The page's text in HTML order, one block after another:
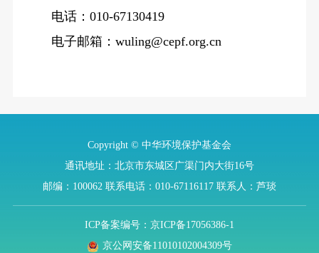
电话：010-67130419
电子邮箱：wuling@cepf.org.cn
Copyright © 中华环境保护基金会
通讯地址：北京市东城区广渠门内大街16号
邮编：100062 联系电话：010-67116117 联系人：芦琰
ICP备案编号：京ICP备17056386-1
京公网安备11010102004309号